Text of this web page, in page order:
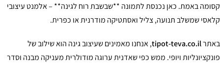
קסומה באמת. כאן נכנסת לתמונה **שבשבת רוח לגינה** – אלמנט עיצובי
קלאסי שמשלב תנועה, צליל ואסתטיקה מודרנית או כפרית.
באתרtipot-teva.co.il, אנחנו מאמינים שעיצוב גינה הוא שילוב של
פונקציונליות ויופי. ממש כפי שאדנית ערוגה מודולרית מעניקה מבנה וסדר